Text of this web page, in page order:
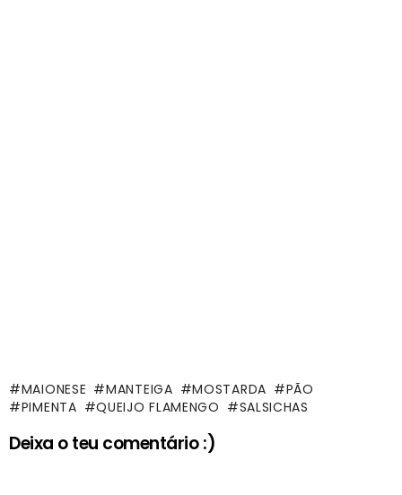
MAIONESE MANTEIGA MOSTARDA
PÃO
PIMENTA
QUEIJO FLAMENGO SALSICHAS
Deixa o teu comentário :)